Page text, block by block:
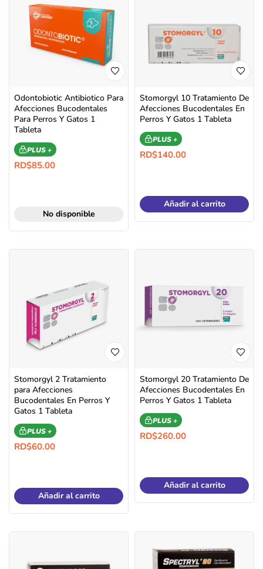
Odontobiotic Antibiotico Para
Afecciones Bucodentales
Para Perros Y Gatos 1
Tableta
PLUS +
RD$85.00
No disponible
Stomorgyl 10 Tratamiento De
Afecciones Bucodentales En
Perros Y Gatos 1 Tableta
PLUS +
RD$140.00
Añadir al carrito
Stomorgyl 2 Tratamiento
para Afecciones
Bucodentales En Perros Y
Gatos 1 Tableta
PLUS +
RD$60.00
Añadir al carrito
Stomorgyl 20 Tratamiento De
Afecciones Bucodentales En
Perros Y Gatos 1 Tableta
PLUS +
RD$260.00
Añadir al carrito